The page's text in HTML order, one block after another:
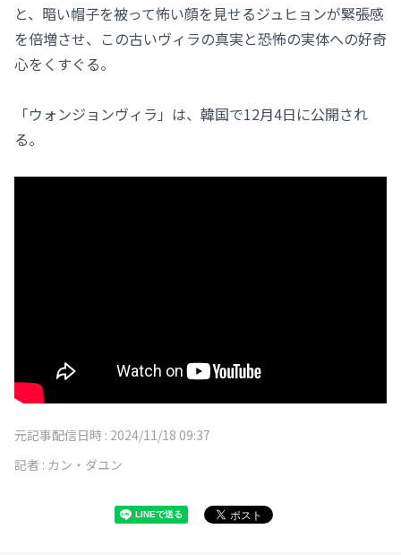
と、暗い帽子を被って怖い顔を見せるジュヒョンが緊張感
を倍増させ、この古いヴィラの真実と恐怖の実体への好奇
心をくすぐる。
「ウォンジョンヴィラ」は、韓国で12月4日に公開され
る。
元記事配信日時 : 2024/11/18 09:37
記者 : カン・ダユン